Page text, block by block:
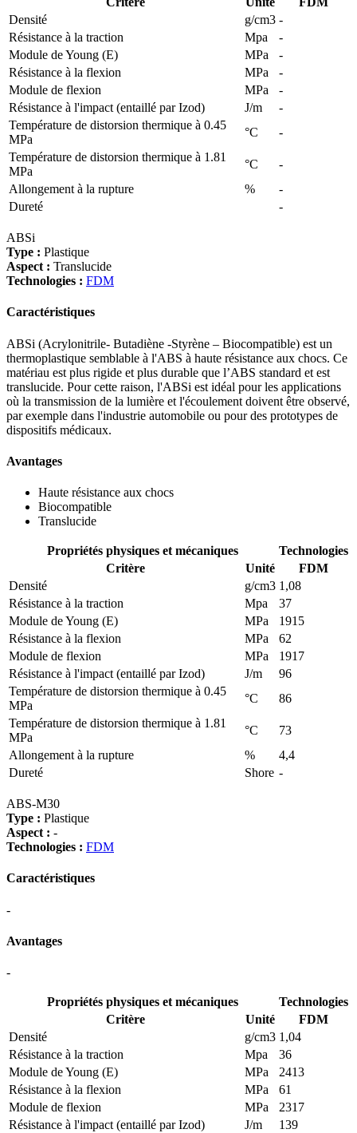
Densité
g/cm3 -
Résistance à la traction
Mpa
-
Module de Young (E)
MPa
-
Résistance à la flexion
MPa
-
Module de flexion
MPa
-
Résistance à l'impact (entaillé par Izod)
J/m
-
Température de distorsion thermique à 0.45
MPa
°C
-
Température de distorsion thermique à 1.81
MPa
°C
-
Allongement à la rupture
%
-
Dureté
-
ABSi
Type : Plastique
Aspect : Translucide
Technologies : FDM
Caractéristiques
ABSi (Acrylonitrile- Butadiène -Styrène – Biocompatible) est un
thermoplastique semblable à l'ABS à haute résistance aux chocs. Ce
matériau est plus rigide et plus durable que l’ABS standard et est
translucide. Pour cette raison, l'ABSi est idéal pour les applications
où la transmission de la lumière et l'écoulement doivent être observé,
par exemple dans l'industrie automobile ou pour des prototypes de
dispositifs médicaux.
Avantages
Haute résistance aux chocs
Biocompatible
Translucide
Propriétés physiques et mécaniques
Technologies
Critère
Unité
FDM
Densité
g/cm3 1,08
Résistance à la traction
Mpa
37
Module de Young (E)
MPa
1915
Résistance à la flexion
MPa
62
Module de flexion
MPa
1917
Résistance à l'impact (entaillé par Izod)
J/m
96
Température de distorsion thermique à 0.45
MPa
°C
86
Température de distorsion thermique à 1.81
MPa
°C
73
Allongement à la rupture
%
4,4
Dureté
Shore -
ABS-M30
Type : Plastique
Aspect : -
Technologies : FDM
Caractéristiques
-
Avantages
-
Propriétés physiques et mécaniques
Technologies
Critère
Unité
FDM
Densité
g/cm3 1,04
Résistance à la traction
Mpa
36
Module de Young (E)
MPa
2413
Résistance à la flexion
MPa
61
Module de flexion
MPa
2317
Résistance à l'impact (entaillé par Izod)
J/m
139